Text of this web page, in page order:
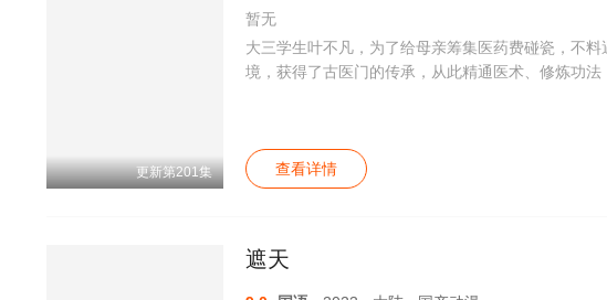
更新第201集
暂无
大三学生叶不凡，为了给母亲筹集医药费碰瓷，不
境，获得了古医门的传承，从此精通医术、修炼功法
查看详情
遮天